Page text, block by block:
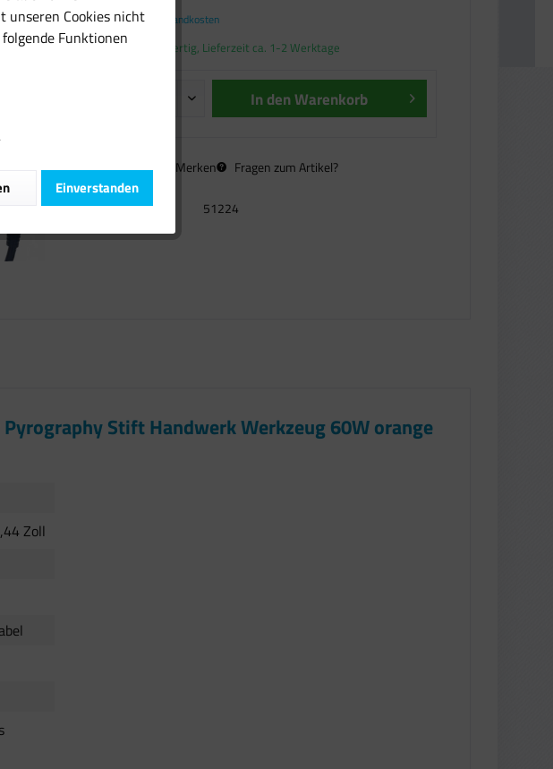
inkl. MwSt.zzgl. Versandkosten
Sofort versandfertig, Lieferzeit ca. 1-2 Werktage
In denWarenkorb
Vergleichen Merken Fragen zum Artikel?
Artikel-Nr.: 51224
Stift Handwerk Werkzeug 60W orange
Zoll
unseren Cookies nicht
Funktionen
Einverstanden